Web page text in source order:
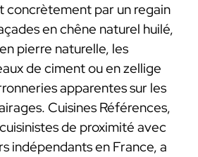
concrètement par un regain
en chêne naturel huilé,
pierre naturelle, les
de ciment ou en zellige
apparentes sur les
Cuisines Références,
de proximité avec
indépendants en France, a